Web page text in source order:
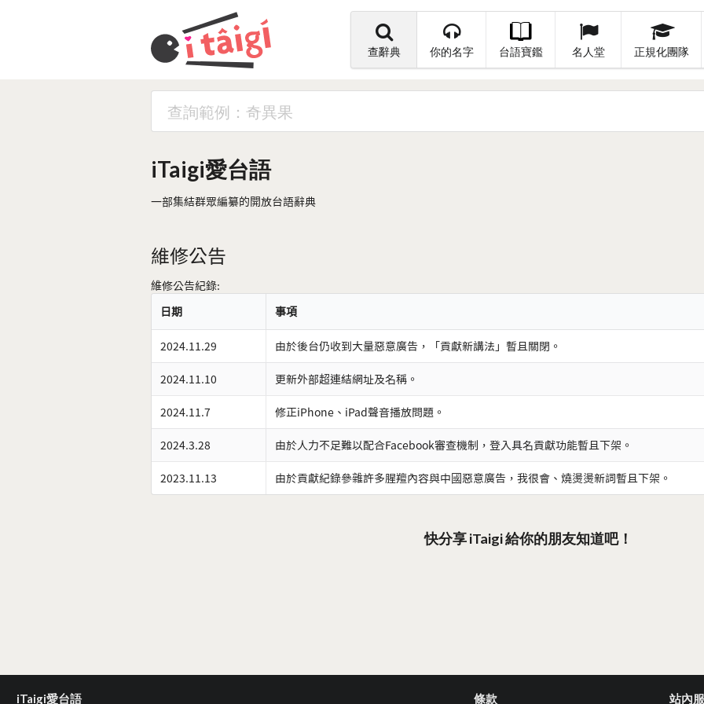
查辭典 你的名字 台語寶鑑 名人堂 正規化團隊
iTaigi愛台語
一部集結群眾編纂的開放台語辭典
維修公告
維修公告紀錄:
日期
事項
2024.11.29 由於後台仍收到大量惡意廣告，「貢獻新講法」暫且關閉。
2024.11.10 更新外部超連結網址及名稱。
2024.11.7 修正iPhone、iPad聲音播放問題。
2024.3.28 由於人力不足難以配合Facebook審查機制，登入具名貢獻功能暫且下架。
2023.11.13 由於貢獻紀錄參雜許多腥羶內容與中國惡意廣告，我很會、燒燙燙新詞暫且下架。
快分享 iTaigi 給你的朋友知道吧！
iTaigi愛台語 條款 站內